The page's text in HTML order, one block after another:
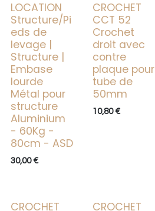
LOCATION
Structure/Pi
eds de
levage |
Structure |
Embase
lourde
Métal pour
structure
Aluminium
- 60Kg -
80cm - ASD
30,00€
CROCHET
CCT 52
Crochet
droit avec
contre
plaque pour
tube de
50mm
10,80€
CROCHET
CROCHET